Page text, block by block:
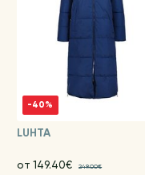
-40%
LUHTA
от 149.40€ 249.00€